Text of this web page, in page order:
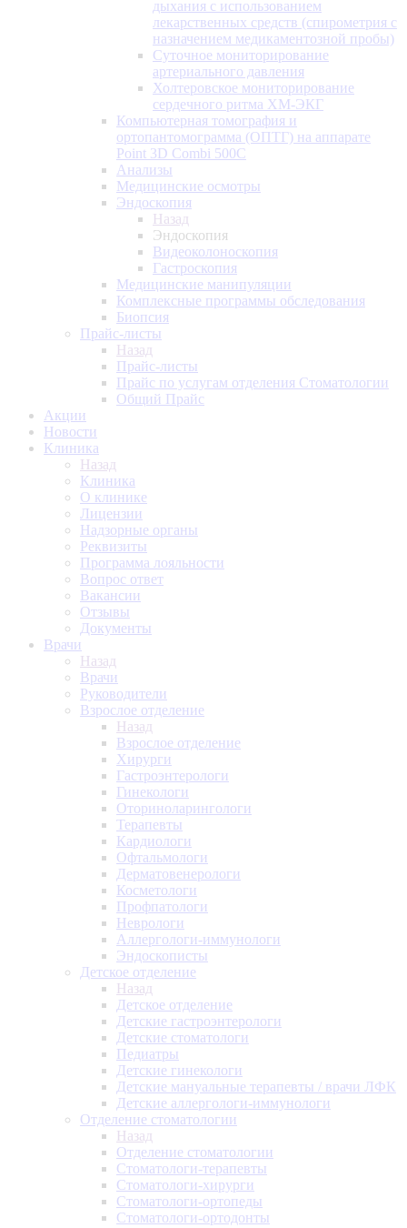
дыхания с использованием
лекарственных средств (спирометрия с
назначением медикаментозной пробы)
Суточное мониторирование
артериального давления
Холтеровское мониторирование
сердечного ритма ХМ-ЭКГ
Компьютерная томография и
ортопантомограмма (ОПТГ) на аппарате
Point 3D Combi 500C
Анализы
Медицинские осмотры
Эндоскопия
Назад
Эндоскопия
Видеоколоноскопия
Гастроскопия
Медицинские манипуляции
Комплексные программы обследования
Биопсия
Прайс-листы
Назад
Прайс-листы
Прайс по услугам отделения Стоматологии
Общий Прайс
Акции
Новости
Клиника
Назад
Клиника
О клинике
Лицензии
Надзорные органы
Реквизиты
Программа лояльности
Вопрос ответ
Вакансии
Отзывы
Документы
Врачи
Назад
Врачи
Руководители
Взрослое отделение
Назад
Взрослое отделение
Хирурги
Гастроэнтерологи
Гинекологи
Оториноларингологи
Терапевты
Кардиологи
Офтальмологи
Дерматовенерологи
Косметологи
Профпатологи
Неврологи
Аллергологи-иммунологи
Эндоскописты
Детское отделение
Назад
Детское отделение
Детские гастроэнтерологи
Детские стоматологи
Педиатры
Детские гинекологи
Детские мануальные терапевты / врачи ЛФК
Детские аллергологи-иммунологи
Отделение стоматологии
Назад
Отделение стоматологии
Стоматологи-терапевты
Стоматологи-хирурги
Стоматологи-ортопеды
Стоматологи-ортодонты